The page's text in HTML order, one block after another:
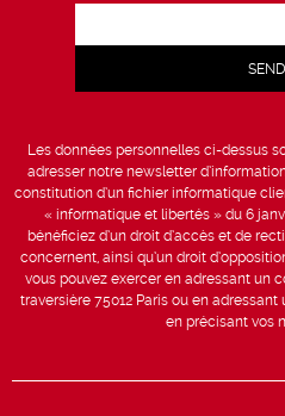
Les données personnelles ci-dessus
adresser notre newsletter
constitution d’un fichier informatique
« informatique et libertés » du 6
bénéficiez d’un droit d’accès et de
concernent, ainsi qu’un droit
vous pouvez exercer en adressant un
traversière 75012 Paris ou en
en précisant vos